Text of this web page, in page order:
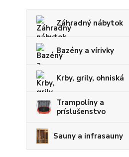
Záhradný nábytok
Bazény a vírivky
Krby, grily, ohniská
Trampolíny a
príslušenstvo
Sauny a infrasauny